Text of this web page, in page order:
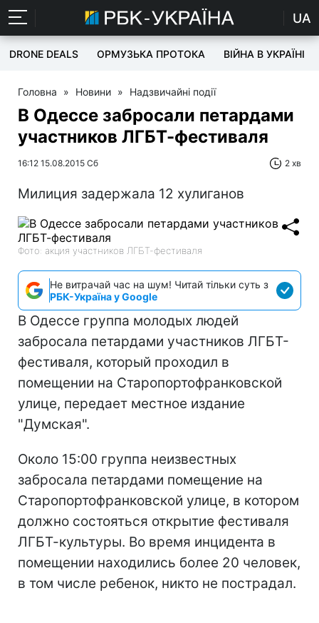
UA
DRONE DEALS ОРМУЗЬКА ПРОТОКА ВІЙНА В УКРАЇНІ
Головна » Новини » Надзвичайні події
В Одессе забросали петардами
участников ЛГБТ-фестиваля
16:12 15.08.2015 Сб 2 хв
Милиция задержала 12 хулиганов
Фото: акция участников ЛГБТ-фестиваля
Не витрачай час на шум! Читай тільки суть з
РБК-Україна у Google
В Одессе группа молодых людей
забросала петардами участников ЛГБТ-
фестиваля, который проходил в
помещении на Старопортофранковской
улице, передает местное издание
"Думская".
Около 15:00 группа неизвестных
забросала петардами помещение на
Старопортофранковской улице, в котором
должно состояться открытие фестиваля
ЛГБТ-культуры. Во время инцидента в
помещении находились более 20 человек,
в том числе ребенок, никто не пострадал.